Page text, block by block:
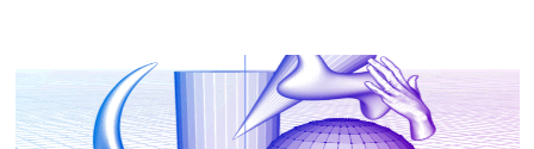
oraz zagadnieniami związanymi z autoprezentacją. Start
kursu: 23 marca – zajęcia z rysunku Zapisy do: 23 marca 2026
Liczba uczestników: 12, od 16 roku życia TERMINARZ ZAJĘĆ